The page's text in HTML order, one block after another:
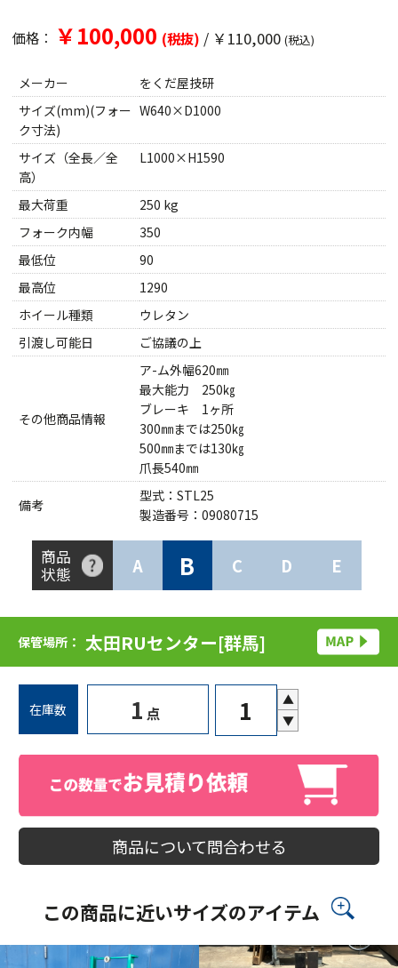
価格： ￥100,000 (税抜) / ￥110,000 (税込)
メーカー
をくだ屋技研
サイズ(mm)(フォー
ク寸法)
W640×D1000
サイズ（全長／全
高）
L1000×H1590
最大荷重
250 kg
フォーク内幅
350
最低位
90
最高位
1290
ホイール種類
ウレタン
引渡し可能日
ご協議の上
その他商品情報
ア-ム外幅620㎜
最大能力 250㎏
ブレーキ 1ヶ所
300㎜までは250㎏
500㎜までは130㎏
爪長540㎜
備考
型式：STL25
製造番号：09080715
商品
状態
A B C D E
保管場所： 太田RUセンター[群馬]
在庫数 1 点
▲
▼
商品について問合わせる
この商品に近いサイズのアイテム